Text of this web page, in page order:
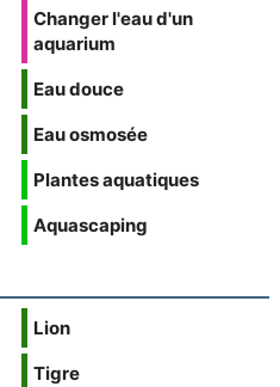
Changer l'eau d'un
aquarium
Eau douce
Eau osmosée
Plantes aquatiques
Aquascaping
Lion
Tigre